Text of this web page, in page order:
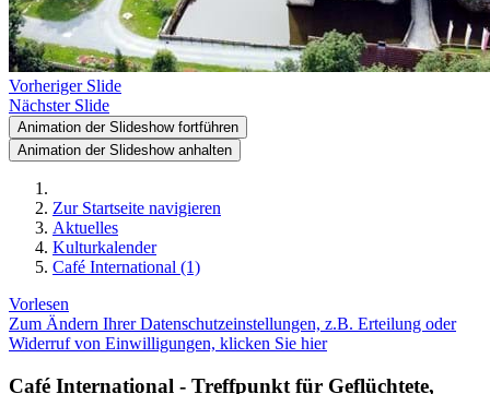
Vorheriger Slide
Nächster Slide
Animation der Slideshow fortführen
Animation der Slideshow anhalten
Zur Startseite navigieren
Aktuelles
Kulturkalender
Café International (1)
Vorlesen
Zum Ändern Ihrer Datenschutzeinstellungen, z.B. Erteilung oder
Widerruf von Einwilligungen, klicken Sie hier
Café International - Treffpunkt für Geflüchtete,